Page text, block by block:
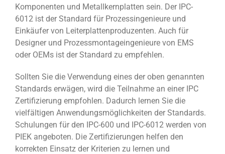
Komponenten und Metallkernplatten sein. Der IPC-
6012 ist der Standard für Prozessingenieure und
Einkäufer von Leiterplattenproduzenten. Auch für
Designer und Prozessmontageingenieure von EMS
oder OEMs ist der Standard zu empfehlen.
Sollten Sie die Verwendung eines der oben genannten
Standards erwägen, wird die Teilnahme an einer IPC
Zertifizierung empfohlen. Dadurch lernen Sie die
vielfältigen Anwendungsmöglichkeiten der Standards.
Schulungen für den IPC-600 und IPC-6012 werden von
PIEK angeboten. Die Zertifizierungen helfen den
korrekten Einsatz der Kriterien zu lernen und